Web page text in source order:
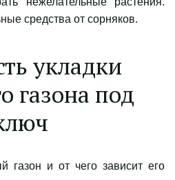
средства от сорняков.
укладки
газона под
газон и от чего зависит его